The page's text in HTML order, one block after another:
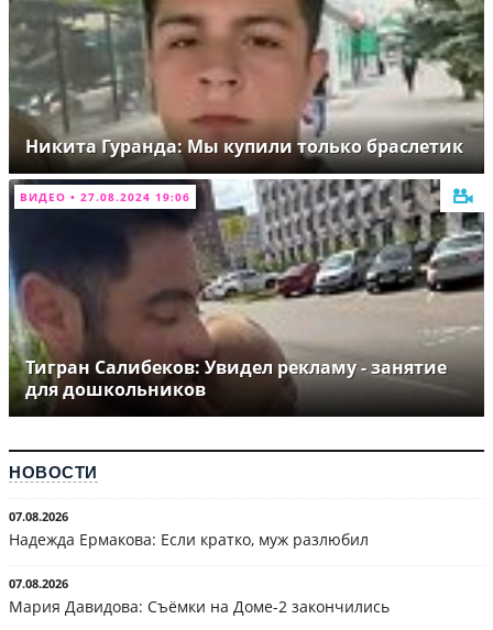
Никита Гуранда: Мы купили только браслетик
ВИДЕО • 27.08.2024 19:06
Тигран Салибеков: Увидел рекламу - занятие
для дошкольников
НОВОСТИ
07.08.2026
Надежда Ермакова: Если кратко, муж разлюбил
07.08.2026
Мария Давидова: Съёмки на Доме-2 закончились